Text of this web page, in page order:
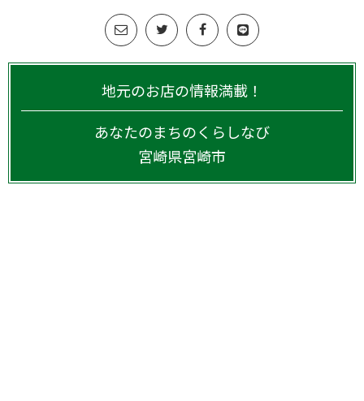
地元のお店の情報満載！
あなたのまちのくらしなび
宮崎県宮崎市